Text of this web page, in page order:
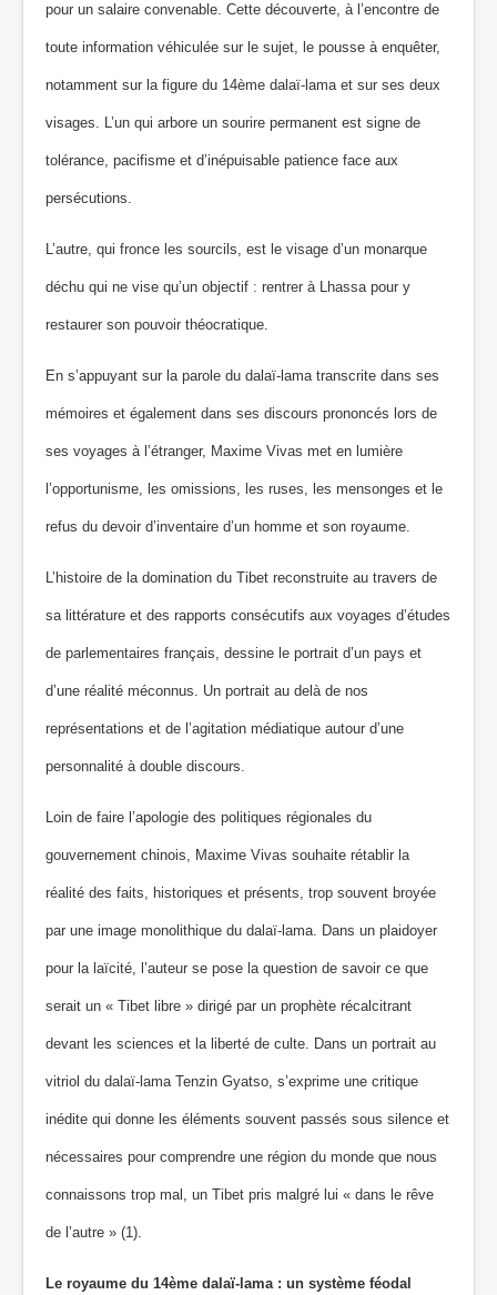
pour un salaire convenable. Cette découverte, à l’encontre de
toute information véhiculée sur le sujet, le pousse à enquêter,
notamment sur la figure du 14ème dalaï‐lama et sur ses deux
visages. L’un qui arbore un sourire permanent est signe de
tolérance, pacifisme et d’inépuisable patience face aux
persécutions.
L’autre, qui fronce les sourcils, est le visage d’un monarque
déchu qui ne vise qu’un objectif : rentrer à Lhassa pour y
restaurer son pouvoir théocratique.
En s’appuyant sur la parole du dalaï‐lama transcrite dans ses
mémoires et également dans ses discours prononcés lors de
ses voyages à l’étranger, Maxime Vivas met en lumière
l’opportunisme, les omissions, les ruses, les mensonges et le
refus du devoir d’inventaire d’un homme et son royaume.
L’histoire de la domination du Tibet reconstruite au travers de
sa littérature et des rapports consécutifs aux voyages d’études
de parlementaires français, dessine le portrait d’un pays et
d’une réalité méconnus. Un portrait au delà de nos
représentations et de l’agitation médiatique autour d’une
personnalité à double discours.
Loin de faire l’apologie des politiques régionales du
gouvernement chinois, Maxime Vivas souhaite rétablir la
réalité des faits, historiques et présents, trop souvent broyée
par une image monolithique du dalaï‐lama. Dans un plaidoyer
pour la laïcité, l’auteur se pose la question de savoir ce que
serait un « Tibet libre » dirigé par un prophète récalcitrant
devant les sciences et la liberté de culte. Dans un portrait au
vitriol du dalaï-lama Tenzin Gyatso, s’exprime une critique
inédite qui donne les éléments souvent passés sous silence et
nécessaires pour comprendre une région du monde que nous
connaissons trop mal, un Tibet pris malgré lui « dans le rêve
de l’autre » (1).
Le royaume du 14ème dalaï-lama : un système féodal